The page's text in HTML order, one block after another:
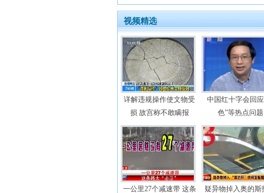
视频精选
详解违规操作使文物受
损 故宫称不敢瞒报
中国红十字会回
色”等热点问题
一公里27个减速带 这条 疑异物掉入奥的斯